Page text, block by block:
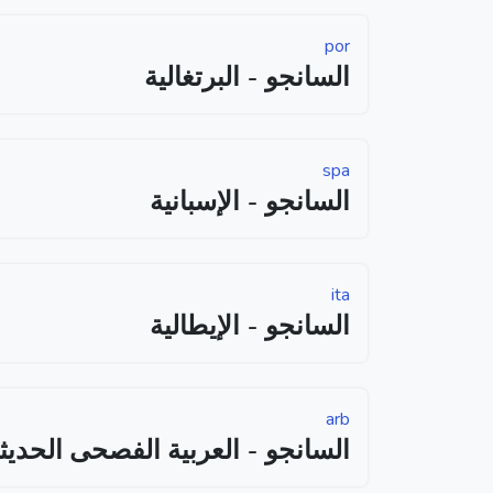
por
السانجو - البرتغالية
spa
السانجو - الإسبانية
ita
السانجو - الإيطالية
arb
السانجو - العربية الفصحى